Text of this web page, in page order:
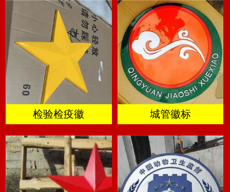
检验检疫徽 城管徽标